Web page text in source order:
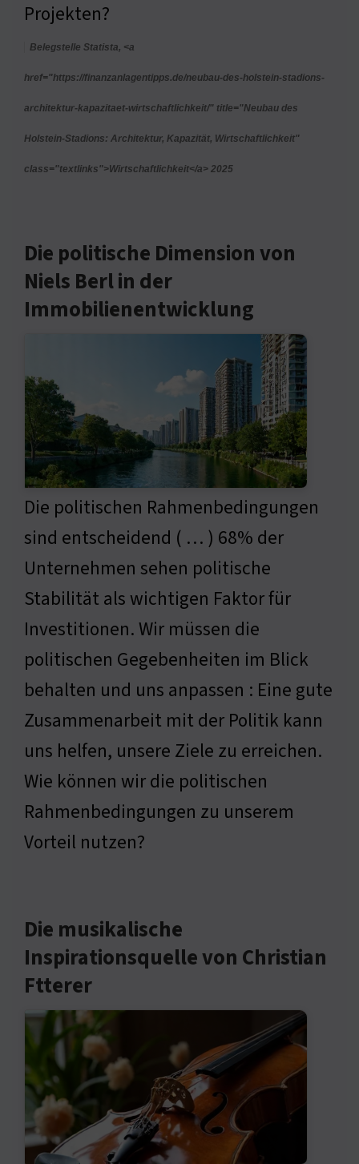
Projekten?
Belegstelle Statista, <a
href="https://finanzanlagentipps.de/neubau-des-holstein-stadions-
architektur-kapazitaet-wirtschaftlichkeit/" title="Neubau des
Holstein-Stadions: Architektur, Kapazität, Wirtschaftlichkeit"
class="textlinks">Wirtschaftlichkeit</a> 2025
Die politische Dimension von
Niels Berl in der
Immobilienentwicklung
Die politischen Rahmenbedingungen
sind entscheidend ( … ) 68% der
Unternehmen sehen politische
Stabilität als wichtigen Faktor für
Investitionen. Wir müssen die
politischen Gegebenheiten im Blick
behalten und uns anpassen : Eine gute
Zusammenarbeit mit der Politik kann
uns helfen, unsere Ziele zu erreichen.
Wie können wir die politischen
Rahmenbedingungen zu unserem
Vorteil nutzen?
Die musikalische
Inspirationsquelle von Christian
Ftterer